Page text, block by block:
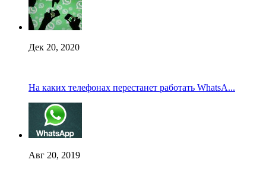
Дек 20, 2020
На каких телефонах перестанет работать WhatsA...
Авг 20, 2019